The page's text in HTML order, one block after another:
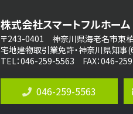
4ＬＤＫ
桜ヶ丘駅
バ14分 ・歩4分
LDK約20帖とゆとりある広さ！WIC、SIC
の…
3,180万円
株式会社スマートフルホーム
〒243-0401 神奈川県海老名市東
宅地建物取引業免許・神奈川県知事
TEL：046-259-5563 FAX：046-
046-259-5563